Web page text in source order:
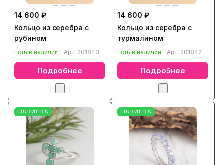
14 600 ₽
Кольцо из серебра с
рубином
Есть в наличии Арт. 201843
Подробнее
14 600 ₽
Кольцо из серебра с
турмалином
Есть в наличии Арт. 201842
Подробнее
НОВИНКА НОВИНКА